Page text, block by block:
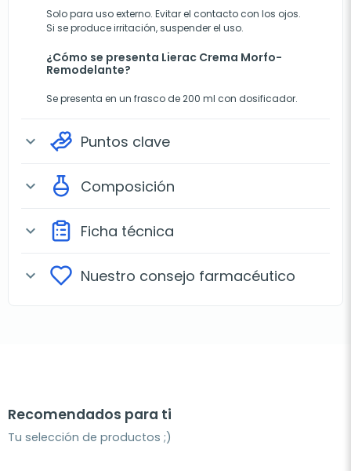
Solo para uso externo. Evitar el contacto con los ojos.
Si se produce irritación, suspender el uso.
¿Cómo se presenta Lierac Crema Morfo-
Remodelante?
Se presenta en un frasco de 200 ml con dosificador.
expand_more Puntos clave
expand_more Composición
expand_more Ficha técnica
expand_more Nuestro consejo farmacéutico
Recomendados para ti
Tu selección de productos ;)